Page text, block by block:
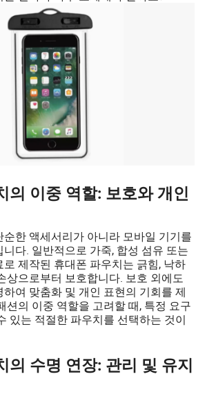
의 이중 역할: 보호와 개인
한 액세서리가 아니라 모바일 기기를
다. 일반적으로 가죽, 합성 섬유 또는
제작된 휴대폰 파우치는 긁힘, 낙하
상으로부터 보호합니다. 보호 외에도
여 맞춤화 및 개인 표현의 기회를 제
션의 이중 역할을 고려할 때, 특정 요구
있는 적절한 파우치를 선택하는 것이
의 수명 연장: 관리 및 유지